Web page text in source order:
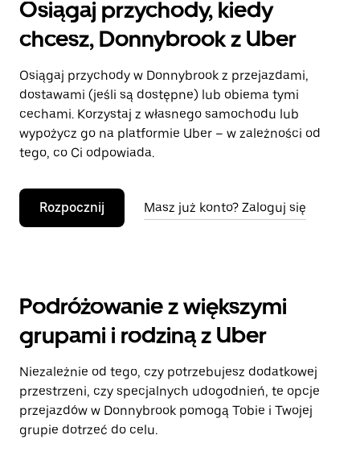
Osiągaj przychody, kiedy
chcesz, Donnybrook z Uber
Osiągaj przychody w Donnybrook z przejazdami,
dostawami (jeśli są dostępne) lub obiema tymi
cechami. Korzystaj z własnego samochodu lub
wypożycz go na platformie Uber – w zależności od
tego, co Ci odpowiada.
Rozpocznij Masz już konto? Zaloguj się
Podróżowanie z większymi
grupami i rodziną z Uber
Niezależnie od tego, czy potrzebujesz dodatkowej
przestrzeni, czy specjalnych udogodnień, te opcje
przejazdów w Donnybrook pomogą Tobie i Twojej
grupie dotrzeć do celu.